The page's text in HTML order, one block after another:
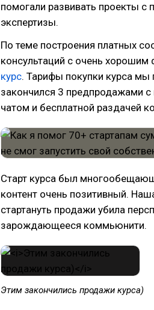
помогали развивать проекты с
экспертизы.
По теме построения платных
консультаций с очень
курс. Тарифы покупки курса мы
закончился 3 предпродажами
чатом и бесплатной раздачей
Старт курса был
контент очень позитивный.
стартануть продажи убила
зарождающееся коммьюнити.
Этим закончились продажи курса)